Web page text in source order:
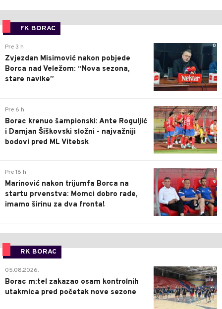
FK BORAC
0
Pre 3 h
Zvjezdan Misimović nakon pobjede
Borca nad Veležom: “Nova sezona,
stare navike”
0
Pre 6 h
Borac krenuo šampionski: Ante Roguljić
i Damjan Šiškovski složni - najvažniji
bodovi pred ML Vitebsk
1
Pre 16 h
Marinović nakon trijumfa Borca na
startu prvenstva: Momci dobro rade,
imamo širinu za dva fronta!
RK BORAC
0
05.08.2026.
Borac m:tel zakazao osam kontrolnih
utakmica pred početak nove sezone